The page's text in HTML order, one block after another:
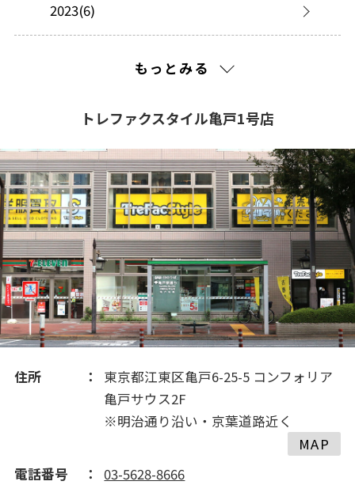
2023(6)
2020(210)
2019(195)
2018(195)
もっとみる
トレファクスタイル亀戸1号店
住所
東京都江東区亀戸6-25-5 コンフォリア
亀戸サウス2F
※明治通り沿い・京葉道路近く
MAP
電話番号
03-5628-8666